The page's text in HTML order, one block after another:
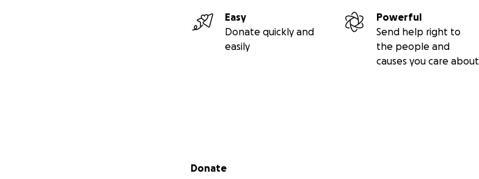
Easy
Donate quickly and
easily
Powerful
Send help right to
the people and
causes you care about
Secondary menu
Donate